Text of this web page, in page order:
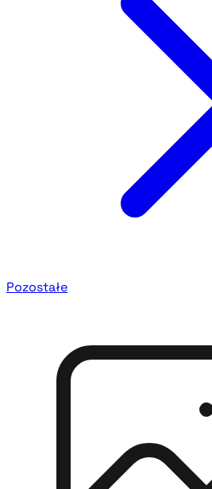
Pozostałe